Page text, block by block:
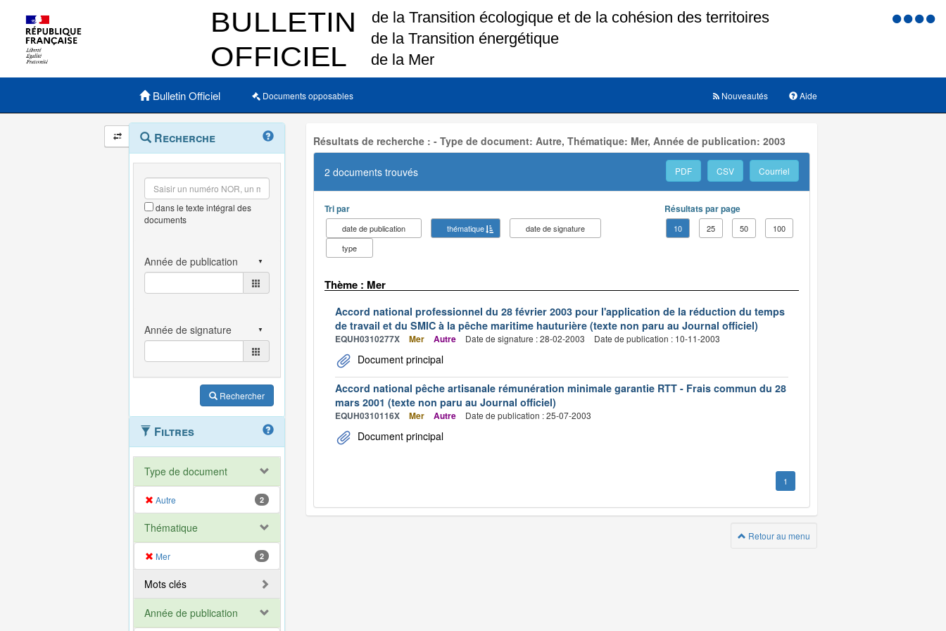
Menu
Menu principal
Bulletin Officiel Documents opposables Aide
Nouveautés
Navigation
et
outils
annexes
Menu
contextuel
Recherche
dans le texte intégral des
documents
Rechercher
Filtres
Type de document
Autre 2
Thématique
Mer 2
Mots clés
Année de publication
Résultats de recherche : - Type de document: Autre, Thématique: Mer, Année de publication: 2003
2 documents trouvés PDF CSV Courriel
Tri par
date de publication thématique
date de signature
type
Résultats par page
10 25 50 100
Thème : Mer
Accord national professionnel du 28 février 2003 pour l'application de la réduction du temps
de travail et du SMIC à la pêche maritime hauturière (texte non paru au Journal officiel)
EQUH0310277X Mer Autre Date de signature : 28-02-2003 Date de publication : 10-11-2003
Document principal
Accord national pêche artisanale rémunération minimale garantie RTT - Frais commun du 28
mars 2001 (texte non paru au Journal officiel)
EQUH0310116X Mer Autre Date de publication : 25-07-2003
Document principal
1
Retour au menu